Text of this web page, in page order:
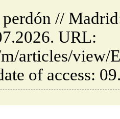
//
URL:
articles/view/
of access: